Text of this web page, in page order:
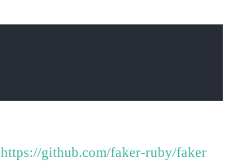
https://github.com/faker-ruby/faker